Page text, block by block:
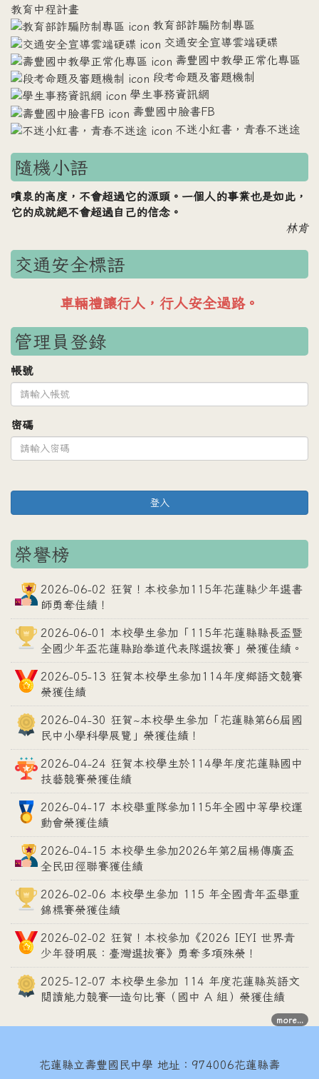
教育中程計畫
教育部詐騙防制專區
交通安全宣導雲端硬碟
壽豐國中教學正常化專區
段考命題及審題機制
學生事務資訊網
壽豐國中臉書FB
不迷小紅書，青春不迷途
隨機小語
噴泉的高度，不會超過它的源頭。一個人的事業也是如此，
它的成就絕不會超過自己的信念。
林肯
交通安全標語
車輛禮讓行人，行人安全過路。
管理員登錄
帳號
密碼
登入
榮譽榜
2026-06-02 狂賀！本校參加115年花蓮縣少年選書
師勇奪佳績！
2026-06-01 本校學生參加「115年花蓮縣縣長盃暨
全國少年盃花蓮縣跆拳道代表隊選拔賽」榮獲佳績。
2026-05-13 狂賀本校學生參加114年度鄉語文競賽
榮獲佳績
2026-04-30 狂賀~本校學生參加「花蓮縣第66屆國
民中小學科學展覽」榮獲佳績！
2026-04-24 狂賀本校學生於114學年度花蓮縣國中
技藝競賽榮獲佳績
2026-04-17 本校舉重隊參加115年全國中等學校運
動會榮獲佳績
2026-04-15 本校學生參加2026年第2屆楊傳廣盃
全民田徑聯賽獲佳績
2026-02-06 本校學生參加 115 年全國青年盃舉重
錦標賽榮獲佳績
2026-02-02 狂賀！本校參加《2026 IEYI 世界青
少年發明展：臺灣選拔賽》勇奪多項殊榮！
2025-12-07 本校學生參加 114 年度花蓮縣英語文
閱讀能力競賽—造句比賽（國中 A 組）榮獲佳績
more...
花蓮縣立壽豐國民中學 地址：974006花蓮縣壽